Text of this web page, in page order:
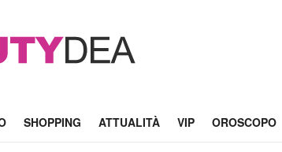
SHOPPING ATTUALITÀ VIP OROSCOPO